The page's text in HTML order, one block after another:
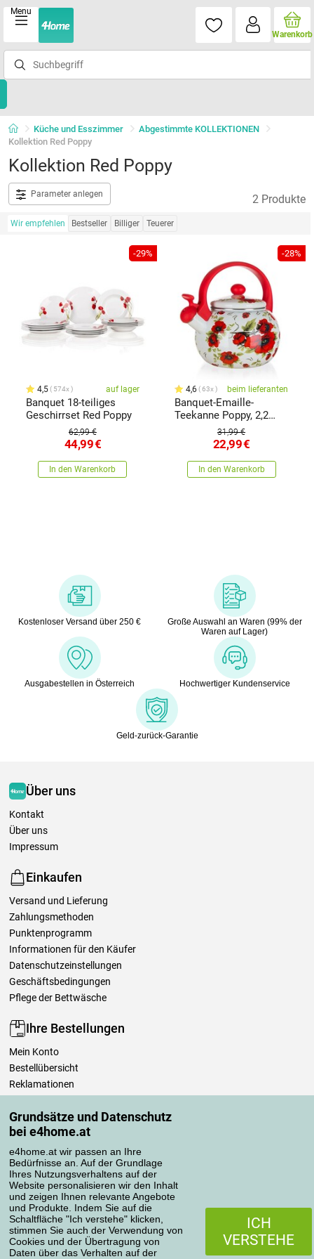
Grundsätze und Datenschutz
bei e4home.at
e4home.at wir passen an Ihre
Bedürfnisse an. Auf der Grundlage
Ihres Nutzungsverhaltens auf der
Website personalisieren wir den Inhalt
und zeigen Ihnen relevante Angebote
und Produkte. Indem Sie auf die
Schaltfläche "Ich verstehe" klicken,
stimmen Sie auch der Verwendung von
Cookies und der Übertragung von
Daten über das Verhalten auf der
ICH
VERSTEHE
Menu
Warenkorb
Küche und Esszimmer
Abgestimmte KOLLEKTIONEN
Kollektion Red Poppy
Kollektion Red Poppy
Parameter anlegen 2 Produkte
Wir empfehlen Bestseller Billiger Teuerer
-29%
4,5 574x auf lager
Banquet 18-teiliges
Geschirrset Red Poppy
62,99 €
44,99€
In den Warenkorb
-28%
4,6 63x beim lieferanten
Banquet-Emaille-
Teekanne Poppy, 2,2
31,99 €
22,99€
In den Warenkorb
Kostenloser Versand über 250 €
Große Auswahl an Waren (99% der
Waren auf Lager)
Ausgabestellen in Österreich Hochwertiger Kundenservice
Geld-zurück-Garantie
Über uns
Kontakt
Über uns
Impressum
Einkaufen
Versand und Lieferung
Zahlungsmethoden
Punktenprogramm
Informationen für den Käufer
Datenschutzeinstellungen
Geschäftsbedingungen
Pflege der Bettwäsche
Ihre Bestellungen
Mein Konto
Bestellübersicht
Reklamationen
Einfach mehr wissen
Richtlinien zur Verarbeitung von Bewertungen
Transportarten
Zahlungsmethoden